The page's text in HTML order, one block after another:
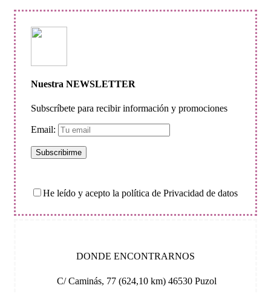
Nuestra NEWSLETTER
Subscríbete para recibir información y promociones
Email:
He leído y acepto la política de Privacidad de datos
DONDE ENCONTRARNOS
C/ Caminás, 77 (624,10 km) 46530 Puzol